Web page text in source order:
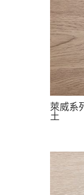
萊威系
土